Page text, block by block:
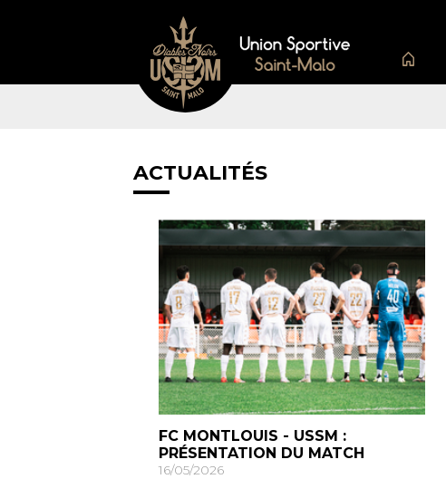
ACTUALITÉS
FC MONTLOUIS - USSM :
PRÉSENTATION DU MATCH
16/05/2026